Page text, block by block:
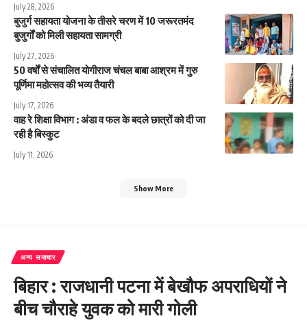
July 28, 2026
बुजुर्ग सहायता योजना के तीसरे चरण में 10 जरूरतमंद
बुजुर्गों को मिली सहायता सामग्री
July 27, 2026
50 वर्षों से संचालित योगीराज चंचल बाबा आश्रम में गुरु
पूर्णिमा महोत्सव की भव्य तैयारी
July 17, 2026
वाह रे शिक्षा विभाग : अंडा व फल के बदले छात्रों को दी जा
रही है बिस्कुट
July 11, 2026
Show More
अन्य समाचार
बिहार : राजधानी पटना में बेखौफ अपराधियों ने
बीच चौराहे युवक को मारी गोली